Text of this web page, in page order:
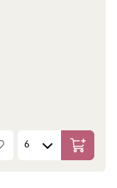
In den